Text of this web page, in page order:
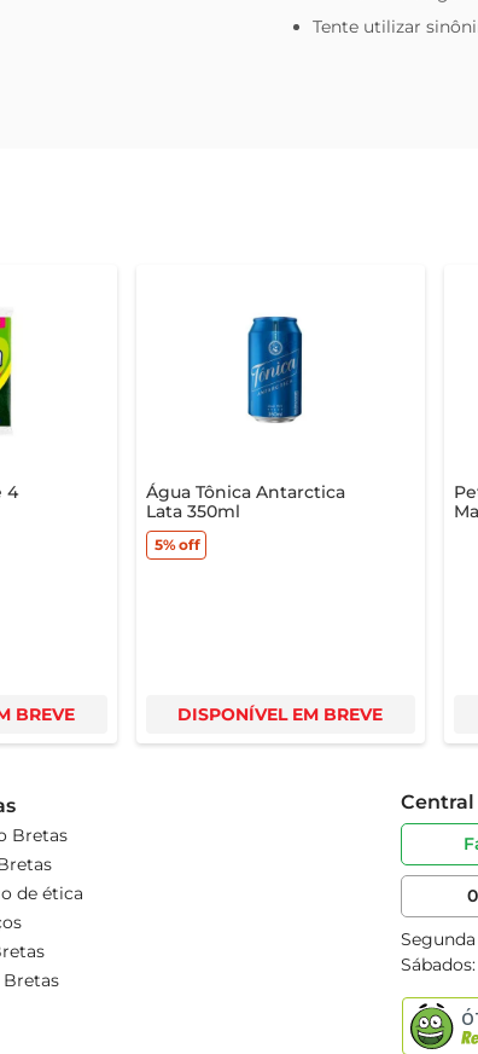
Tente utilizar
4
BREVE
Água Tônica Antarctica
Lata 350ml
5%off
DISPONÍVEL EM BREVE
Bretas
de ética
Bretas